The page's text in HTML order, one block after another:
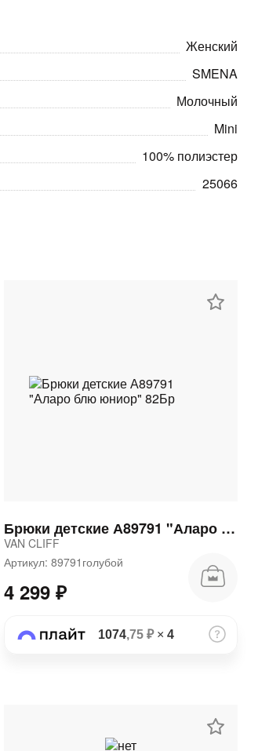
Женский
SMENA
Молочный
Mini
100% полиэстер
25066
Брюки детские А89791 "Аларо блю юниор" 82Бр
VAN CLIFF
Артикул: 89791голубой
4 299 ₽
1074,75 ₽× 4